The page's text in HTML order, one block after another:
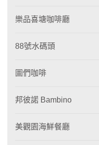
樂品喜塘咖啡廳
88號水碼頭
圖們咖啡
邦彼諾 Bambino
美觀園海鮮餐廳